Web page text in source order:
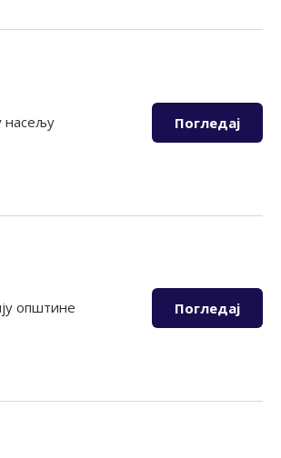
насељу
Погледај
општине
Погледај